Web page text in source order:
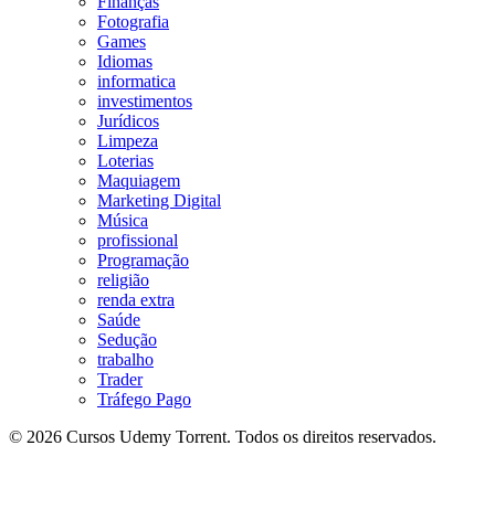
Fotografia
Games
Idiomas
informatica
investimentos
Jurídicos
Limpeza
Loterias
Maquiagem
Marketing Digital
Música
profissional
Programação
religião
renda extra
Saúde
Sedução
trabalho
Trader
Tráfego Pago
© 2026 Cursos Udemy Torrent. Todos os direitos reservados.